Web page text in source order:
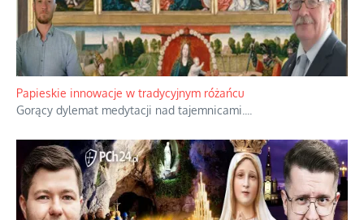
Papieskie innowacje w tradycyjnym różańcu
Gorący dylemat medytacji nad tajemnicami.